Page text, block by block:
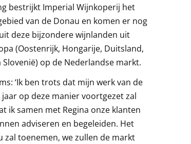
bestrijkt Imperial Wijnkoperij het
van de Donau en komen er nog
deze bijzondere wijnlanden uit
(Oostenrijk, Hongarije, Duitsland,
Slovenië) op de Nederlandse markt.
‘Ik ben trots dat mijn werk van de
op deze manier voortgezet zal
ik samen met Regina onze klanten
adviseren en begeleiden. Het
zal toenemen, we zullen de markt